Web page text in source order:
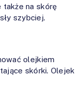
także na skórę
szybciej.
olejkiem
skórki. Olejek